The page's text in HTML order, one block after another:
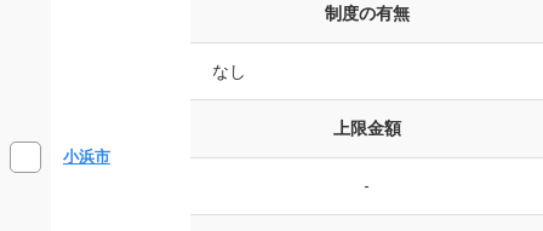
小浜市
制度の有無
なし
上限金額
-